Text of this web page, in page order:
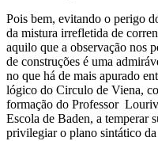
Pois bem, evitando o perigo
da mistura irrefletida de
aquilo que a observação nos
de construções é uma
no que há de mais apurado
lógico do Circulo de Viena,
formação do Professor
Escola de Baden, a temperar
privilegiar o plano sintático